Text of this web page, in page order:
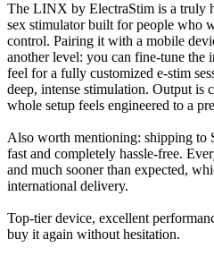
The LINX by ElectraStim is a truly
sex stimulator built for people who
control. Pairing it with a mobile
another level: you can fine-tune the
feel for a fully customized e-stim
deep, intense stimulation. Output is
whole setup feels engineered to a
Also worth mentioning: shipping to
fast and completely hassle-free.
and much sooner than expected,
international delivery.
Top-tier device, excellent
buy it again without hesitation.